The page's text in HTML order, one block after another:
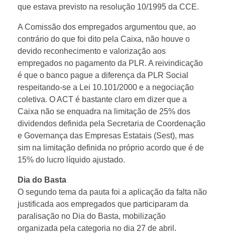
que estava previsto na resolução 10/1995 da CCE.
A Comissão dos empregados argumentou que, ao
contrário do que foi dito pela Caixa, não houve o
devido reconhecimento e valorização aos
empregados no pagamento da PLR. A reivindicação
é que o banco pague a diferença da PLR Social
respeitando-se a Lei 10.101/2000 e a negociação
coletiva. O ACT é bastante claro em dizer que a
Caixa não se enquadra na limitação de 25% dos
dividendos definida pela Secretaria de Coordenação
e Governança das Empresas Estatais (Sest), mas
sim na limitação definida no próprio acordo que é de
15% do lucro líquido ajustado.
Dia do Basta
O segundo tema da pauta foi a aplicação da falta não
justificada aos empregados que participaram da
paralisação no Dia do Basta, mobilização
organizada pela categoria no dia 27 de abril.